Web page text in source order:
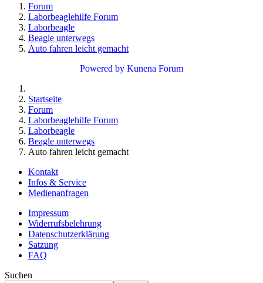
Forum
Laborbeaglehilfe Forum
Laborbeagle
Beagle unterwegs
Auto fahren leicht gemacht
Powered by Kunena Forum
Startseite
Forum
Laborbeaglehilfe Forum
Laborbeagle
Beagle unterwegs
Auto fahren leicht gemacht
Kontakt
Infos & Service
Medienanfragen
Impressum
Widerrufsbelehrung
Datenschutzerklärung
Satzung
FAQ
Suchen